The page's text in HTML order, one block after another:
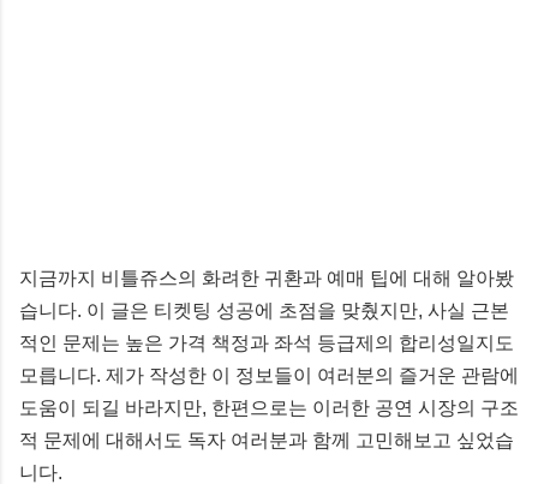
지금까지 비틀쥬스의 화려한 귀환과 예매 팁에 대해 알아봤
습니다. 이 글은 티켓팅 성공에 초점을 맞췄지만, 사실 근본
적인 문제는 높은 가격 책정과 좌석 등급제의 합리성일지도
모릅니다. 제가 작성한 이 정보들이 여러분의 즐거운 관람에
도움이 되길 바라지만, 한편으로는 이러한 공연 시장의 구조
적 문제에 대해서도 독자 여러분과 함께 고민해보고 싶었습
니다.